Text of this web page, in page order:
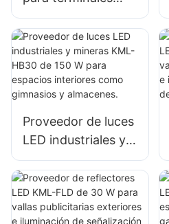
portuarias y
aeropuertos KML-
FL2C, proyector
LED de 750 W
Proveedor de luces
LED industriales y
mineras KML-HB30
de 150 W para
espacios interiores
como gimnasios y